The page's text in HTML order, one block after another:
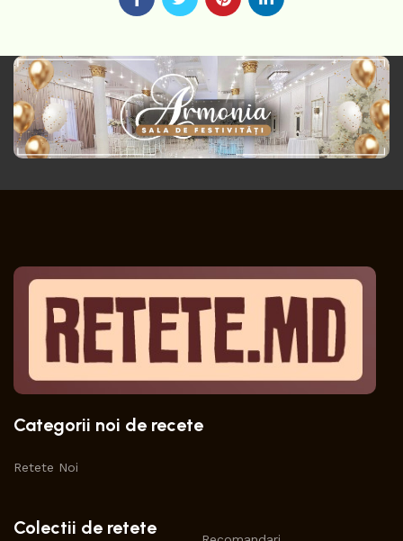
Categorii noi de recete
Retete Noi
Colectii de retete